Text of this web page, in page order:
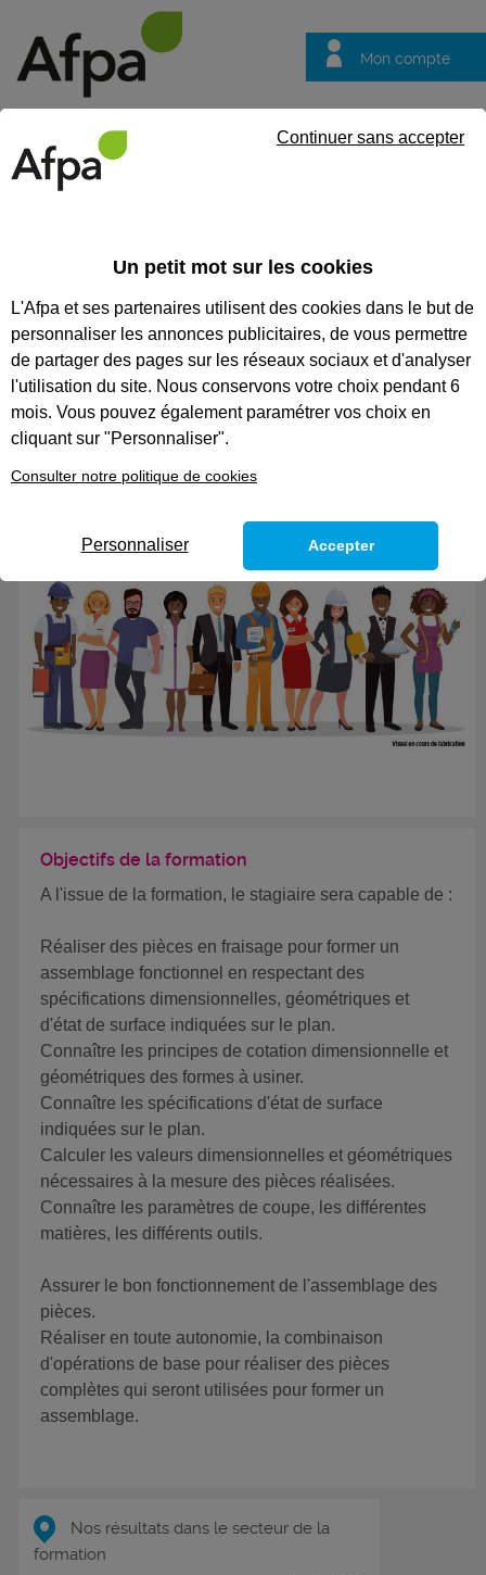
Mon compte
questions
CODES
ACQUÉRIR LES BASES DU
FRAISAGE CONVENTIONNEL -
NIVEAU 2
Réaliser des pièces simples pour former un
assemblage en fraisage conventionnel
Objectifs de la formation
A l'issue de la formation, le stagiaire sera capable de :
Réaliser des pièces en fraisage pour former un
assemblage fonctionnel en respectant des
spécifications dimensionnelles, géométriques et
d'état de surface indiquées sur le plan.
Connaître les principes de cotation dimensionnelle et
géométriques des formes à usiner.
Connaître les spécifications d'état de surface
indiquées sur le plan.
Calculer les valeurs dimensionnelles et géométriques
nécessaires à la mesure des pièces réalisées.
Connaître les paramètres de coupe, les différentes
matières, les différents outils.
Assurer le bon fonctionnement de l'assemblage des
pièces.
Réaliser en toute autonomie, la combinaison
d'opérations de base pour réaliser des pièces
complètes qui seront utilisées pour former un
assemblage.
Nos résultats dans le secteur de la
formation
Un petit mot sur les cookies
L'Afpa et ses partenaires utilisent des cookies dans le but de
personnaliser les annonces publicitaires, de vous permettre
de partager des pages sur les réseaux sociaux et d'analyser
l'utilisation du site. Nous conservons votre choix pendant 6
mois. Vous pouvez également paramétrer vos choix en
cliquant sur "Personnaliser".
Consulter notre politique de cookies
Continuer sans accepter
Personnaliser Accepter